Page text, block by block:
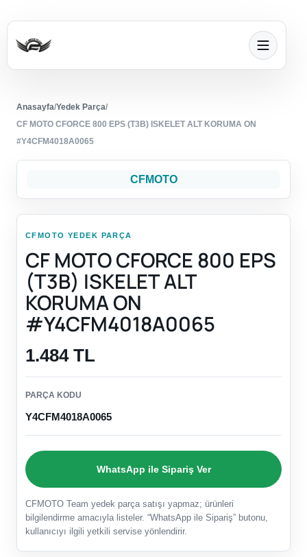
Anasayfa/Yedek Parça/
CF MOTO CFORCE 800 EPS (T3B) ISKELET ALT KORUMA ON
#Y4CFM4018A0065
CFMOTO
CFMOTO YEDEK PARÇA
CF MOTO CFORCE 800 EPS
(T3B) ISKELET ALT
KORUMA ON
#Y4CFM4018A0065
1.484 TL
PARÇA KODU
Y4CFM4018A0065
WhatsApp ile Sipariş Ver
CFMOTO Team yedek parça satışı yapmaz; ürünleri
bilgilendirme amacıyla listeler. “WhatsApp ile Sipariş” butonu,
kullanıcıyı ilgili yetkili servise yönlendirir.